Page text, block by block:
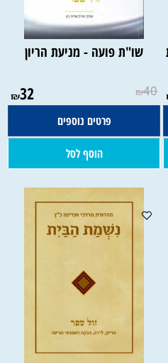
שו"ת פועה - מניעת הריון
₪40
₪32
פרטים נוספים
הוסף לסל